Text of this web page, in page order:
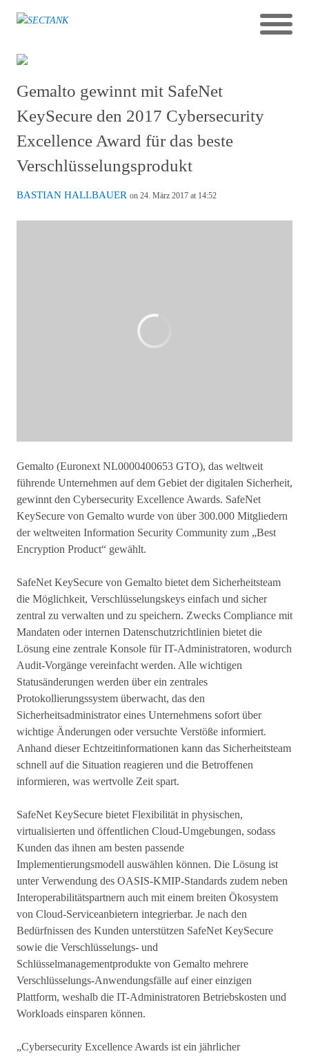
Gemalto gewinnt mit SafeNet
KeySecure den 2017 Cybersecurity
Excellence Award für das beste
Verschlüsselungsprodukt
BASTIAN HALLBAUER on 24. März 2017 at 14:52
Gemalto (Euronext NL0000400653 GTO), das weltweit
führende Unternehmen auf dem Gebiet der digitalen Sicherheit,
gewinnt den Cybersecurity Excellence Awards. SafeNet
KeySecure von Gemalto wurde von über 300.000 Mitgliedern
der weltweiten Information Security Community zum „Best
Encryption Product“ gewählt.
SafeNet KeySecure von Gemalto bietet dem Sicherheitsteam
die Möglichkeit, Verschlüsselungskeys einfach und sicher
zentral zu verwalten und zu speichern. Zwecks Compliance mit
Mandaten oder internen Datenschutzrichtlinien bietet die
Lösung eine zentrale Konsole für IT-Administratoren, wodurch
Audit-Vorgänge vereinfacht werden. Alle wichtigen
Statusänderungen werden über ein zentrales
Protokollierungssystem überwacht, das den
Sicherheitsadministrator eines Unternehmens sofort über
wichtige Änderungen oder versuchte Verstöße informiert.
Anhand dieser Echtzeitinformationen kann das Sicherheitsteam
schnell auf die Situation reagieren und die Betroffenen
informieren, was wertvolle Zeit spart.
SafeNet KeySecure bietet Flexibilität in physischen,
virtualisierten und öffentlichen Cloud-Umgebungen, sodass
Kunden das ihnen am besten passende
Implementierungsmodell auswählen können. Die Lösung ist
unter Verwendung des OASIS-KMIP-Standards zudem neben
Interoperabilitätspartnern auch mit einem breiten Ökosystem
von Cloud-Serviceanbietern integrierbar. Je nach den
Bedürfnissen des Kunden unterstützen SafeNet KeySecure
sowie die Verschlüsselungs- und
Schlüsselmanagementprodukte von Gemalto mehrere
Verschlüsselungs-Anwendungsfälle auf einer einzigen
Plattform, weshalb die IT-Administratoren Betriebskosten und
Workloads einsparen können.
„Cybersecurity Excellence Awards ist ein jährlicher